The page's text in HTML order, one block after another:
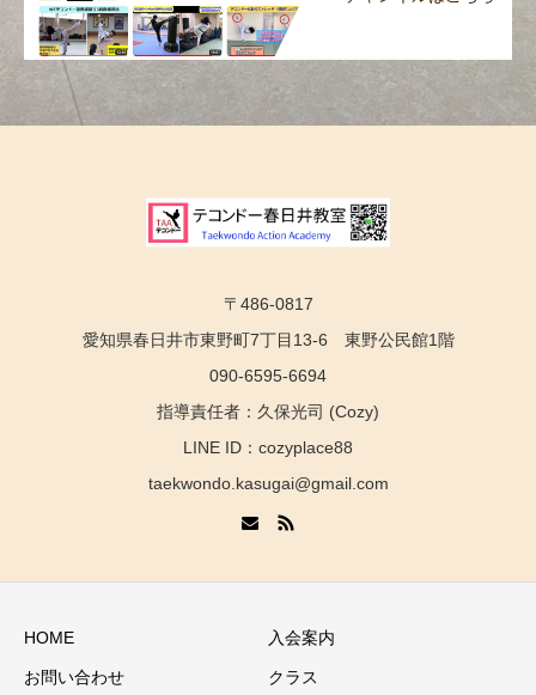
〒486-0817
愛知県春日井市東野町7丁目13-6 東野公民館1階
090-6595-6694
指導責任者：久保光司 (Cozy)
LINE ID：cozyplace88
taekwondo.kasugai@gmail.com
HOME 入会案内
お問い合わせ クラス